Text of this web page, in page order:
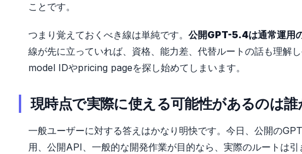
ことです。
つまり覚えておくべき線は単純です。 公開GPT-5.4は通常運用
線が先に立っていれば、資格、能力差、代替ルートの話も理解
model IDやpricing pageを探し始めてしまいます。
現時点で実際に使える可能性があるのは誰
一般ユーザーに対する答えはかなり明快です。今日、公開の
用、公開API、一般的な開発作業が目的なら、実際のルートは